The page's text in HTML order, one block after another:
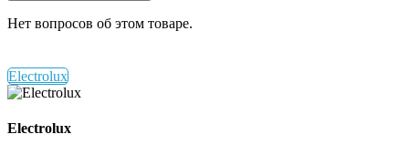
Нет вопросов об этом товаре.
Electrolux
Electrolux